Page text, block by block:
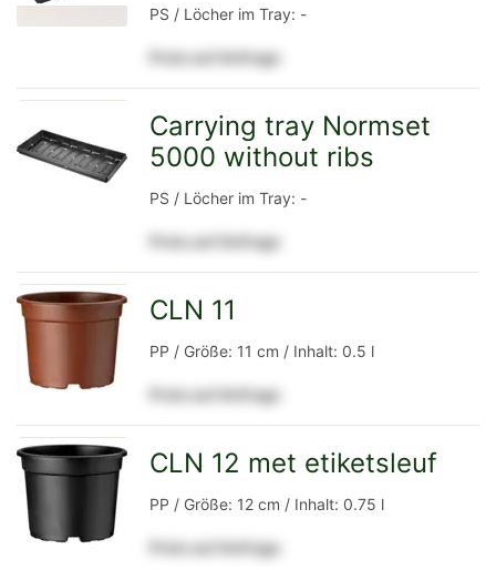
PS / Löcher im Tray: -
Preis auf Anfrage
zur
Carrying tray Normset
5000 without ribs
PS / Löcher im Tray: -
Preis auf Anfrage
Detailseite
CLN 11
PP / Größe: 11 cm / Inhalt: 0.5 l
Preis auf Anfrage
CLN 12 met etiketsleuf
PP / Größe: 12 cm / Inhalt: 0.75 l
Preis auf Anfrage